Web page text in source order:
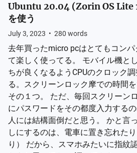
Ubuntu 20.04 (Zorin OS Lite
を使う
July 3, 2023 • 280 words
去年買ったmicro pcはとてもコン
て楽しく使ってる。 モバイル機と
ちが良くなるようCPUのクロック
る。スクリーンロック摩での時間
その１つ。 ただ、毎回スクリーン
にパスワードをその都度入力する
人には結構面倒だと思う。 かと言
しにするのは、電車に置き忘れた
り） だから、スマホみたいに指紋